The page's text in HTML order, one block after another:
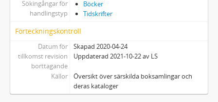
Sökingångar för
handlingstyp
Böcker
Tidskrifter
Förteckningskontroll
Datum för
tillkomst revision
borttagande
Skapad 2020-04-24
Uppdaterad 2021-10-22 av LS
Källor
Översikt över särskilda boksamlingar och
deras kataloger